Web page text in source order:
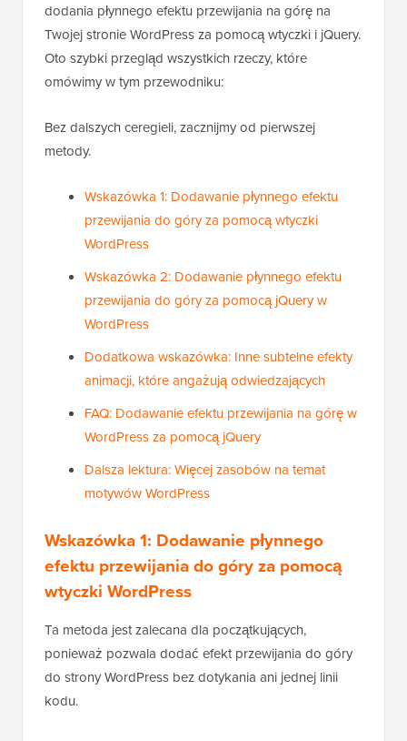
dodania płynnego efektu przewijania na górę na
Twojej stronie WordPress za pomocą wtyczki i jQuery.
Oto szybki przegląd wszystkich rzeczy, które
omówimy w tym przewodniku:
Bez dalszych ceregieli, zacznijmy od pierwszej
metody.
Wskazówka 1: Dodawanie płynnego efektu
przewijania do góry za pomocą wtyczki
WordPress
Wskazówka 2: Dodawanie płynnego efektu
przewijania do góry za pomocą jQuery w
WordPress
Dodatkowa wskazówka: Inne subtelne efekty
animacji, które angażują odwiedzających
FAQ: Dodawanie efektu przewijania na górę w
WordPress za pomocą jQuery
Dalsza lektura: Więcej zasobów na temat
motywów WordPress
Wskazówka 1: Dodawanie płynnego
efektu przewijania do góry za pomocą
wtyczki WordPress
Ta metoda jest zalecana dla początkujących,
ponieważ pozwala dodać efekt przewijania do góry
do strony WordPress bez dotykania ani jednej linii
kodu.